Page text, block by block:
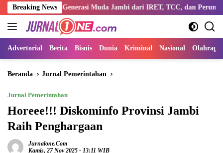
Langsung
ke
konten
Breaking News
Generasi Muda Jambi dari IRET, TCC, dan Perundungan
Advertorial Berita Bisnis Dunia Kriminal Nasional Olahraga
Beranda Jurnal Pemerintahan
Jurnal Pemerintahan
Horeee!!! Diskominfo Provinsi Jambi
Raih Penghargaan
Jurnalone.com
Kamis, 27 Nov 2025 - 13:11 WIB